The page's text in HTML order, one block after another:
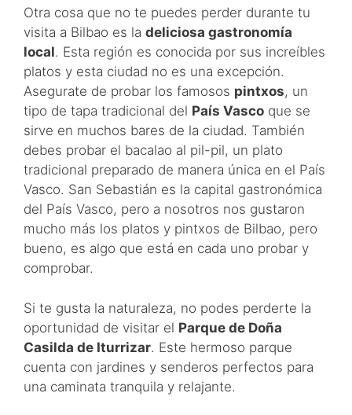
Otra cosa que no te puedes perder durante tu
visita a Bilbao es la deliciosa gastronomía
local. Esta región es conocida por sus increíbles
platos y esta ciudad no es una excepción.
Asegurate de probar los famosos pintxos, un
tipo de tapa tradicional del País Vasco que se
sirve en muchos bares de la ciudad. También
debes probar el bacalao al pil-pil, un plato
tradicional preparado de manera única en el País
Vasco. San Sebastián es la capital gastronómica
del País Vasco, pero a nosotros nos gustaron
mucho más los platos y pintxos de Bilbao, pero
bueno, es algo que está en cada uno probar y
comprobar.
Si te gusta la naturaleza, no podes perderte la
oportunidad de visitar el Parque de Doña
Casilda de Iturrizar. Este hermoso parque
cuenta con jardines y senderos perfectos para
una caminata tranquila y relajante.